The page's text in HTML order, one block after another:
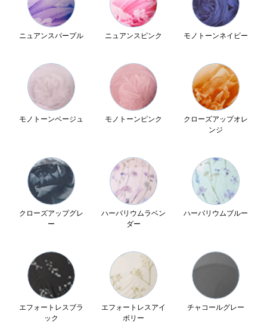
ニュアンスパープル ニュアンスピンク モノトーンネイビー
モノトーンベージュ モノトーンピンク
クローズアップオレ
ンジ
クローズアップグレ
ー
ハーバリウムラベン
ダー
ハーバリウムブルー
エフォートレスブラ
ック
エフォートレスアイ
ボリー
チャコールグレー